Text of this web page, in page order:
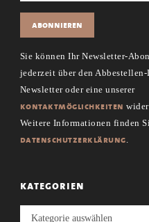
Sie können Ihr Newsletter-
jederzeit über den
Newsletter oder eine unserer
kontaktmöglichkeiten
Weitere Informationen finden
datenschutzerklärung.
kategorien
Kategorien